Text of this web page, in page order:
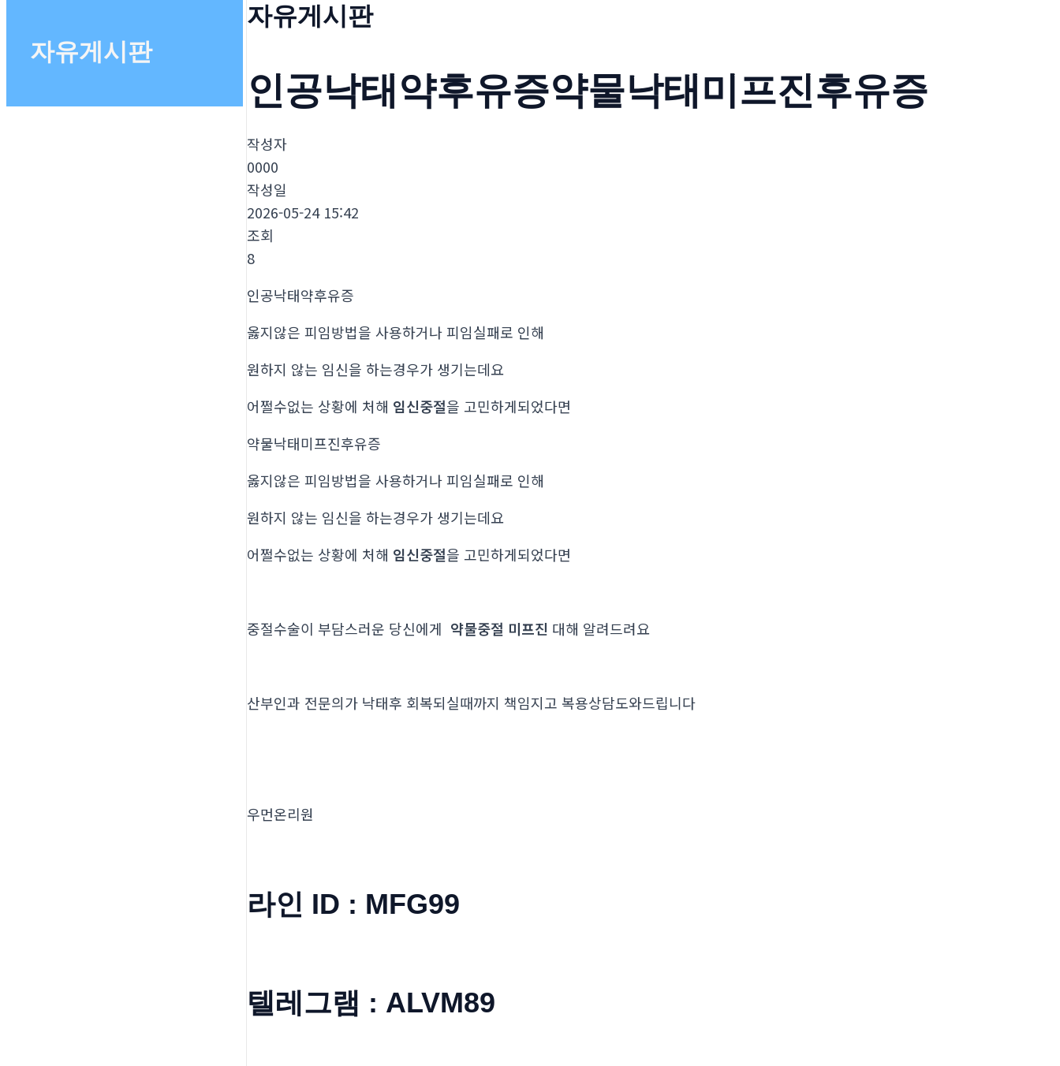
자유게시판
자유게시판
인공낙태약후유증약물낙태미프진후유증
작성자
0000
작성일
2026-05-24 15:42
조회
8
인공낙태약후유증
옳지않은 피임방법을 사용하거나 피임실패로 인해
원하지 않는 임신을 하는경우가 생기는데요
어쩔수없는 상황에 처해 임신중절을 고민하게되었다면
약물낙태미프진후유증
옳지않은 피임방법을 사용하거나 피임실패로 인해
원하지 않는 임신을 하는경우가 생기는데요
어쩔수없는 상황에 처해 임신중절을 고민하게되었다면
중절수술이 부담스러운 당신에게 약물중절 미프진 대해 알려드려요
산부인과 전문의가 낙태후 회복되실때까지 책임지고 복용상담도와드립니다
우먼온리원
라인 ID : MFG99
텔레그램 : ALVM89